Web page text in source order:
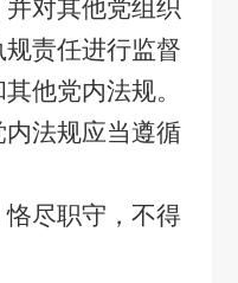
对其他党组织
责任进行监督
他党内法规。
法规应当遵循
尽职守，不得